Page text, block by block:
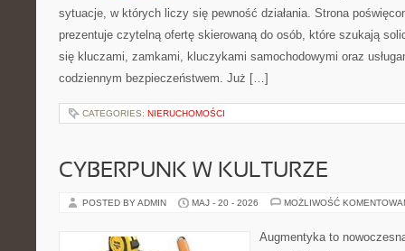
sytuacje, w których liczy się pewność działania. Strona
prezentuje czytelną ofertę skierowaną do osób, które szukają
się kluczami, zamkami, kluczykami samochodowymi oraz
codziennym bezpieczeństwem. Już […]
CATEGORIES: NIERUCHOMOŚCI
CYBERPUNK W KULTURZE
POSTED BY ADMIN MAJ - 20 - 2026 MOŻLIWOŚĆ
Augmentyka to